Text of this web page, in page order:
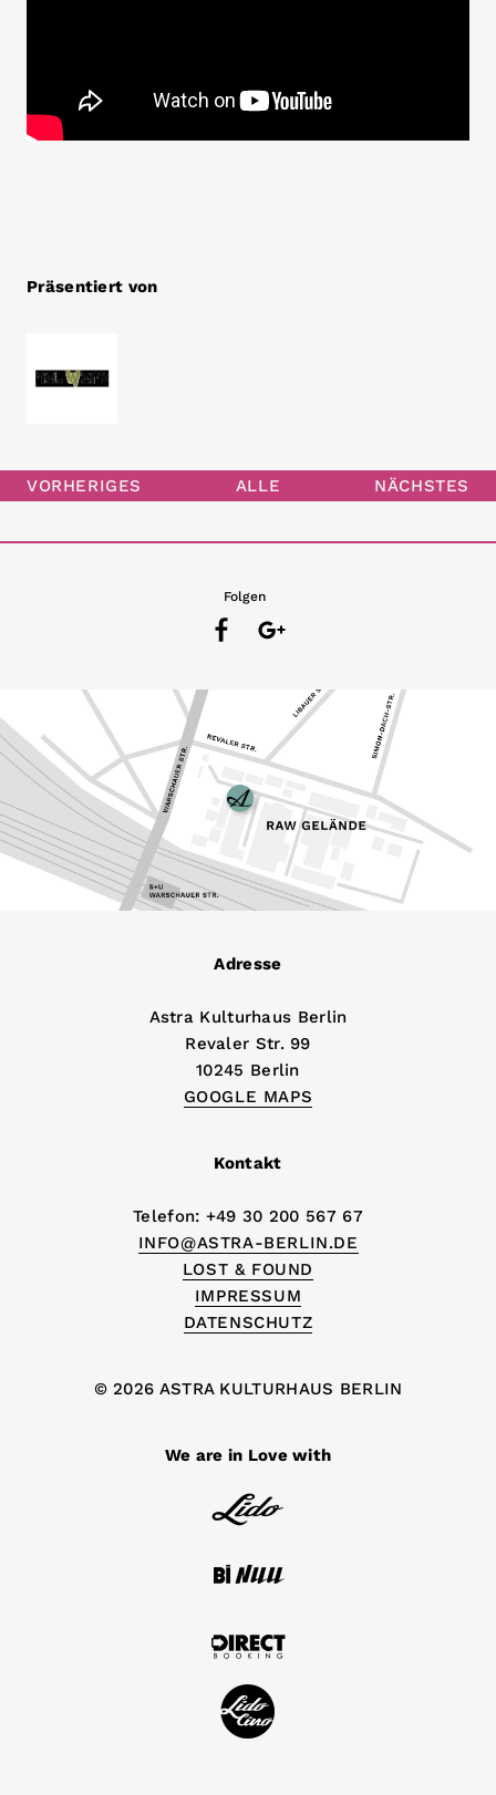
Präsentiert von
VORHERIGES ALLE NÄCHSTES
Folgen
Adresse
Astra Kulturhaus Berlin
Revaler Str. 99
10245 Berlin
GOOGLE MAPS
Kontakt
Telefon: +49 30 200 567 67
INFO@ASTRA-BERLIN.DE
LOST & FOUND
IMPRESSUM
DATENSCHUTZ
© 2026 ASTRA KULTURHAUS BERLIN
We are in Love with